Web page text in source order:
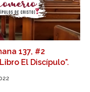
137, #2
El Discípulo”.